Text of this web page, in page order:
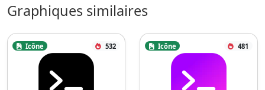
Graphiques similaires
Icône 532 Icône 481